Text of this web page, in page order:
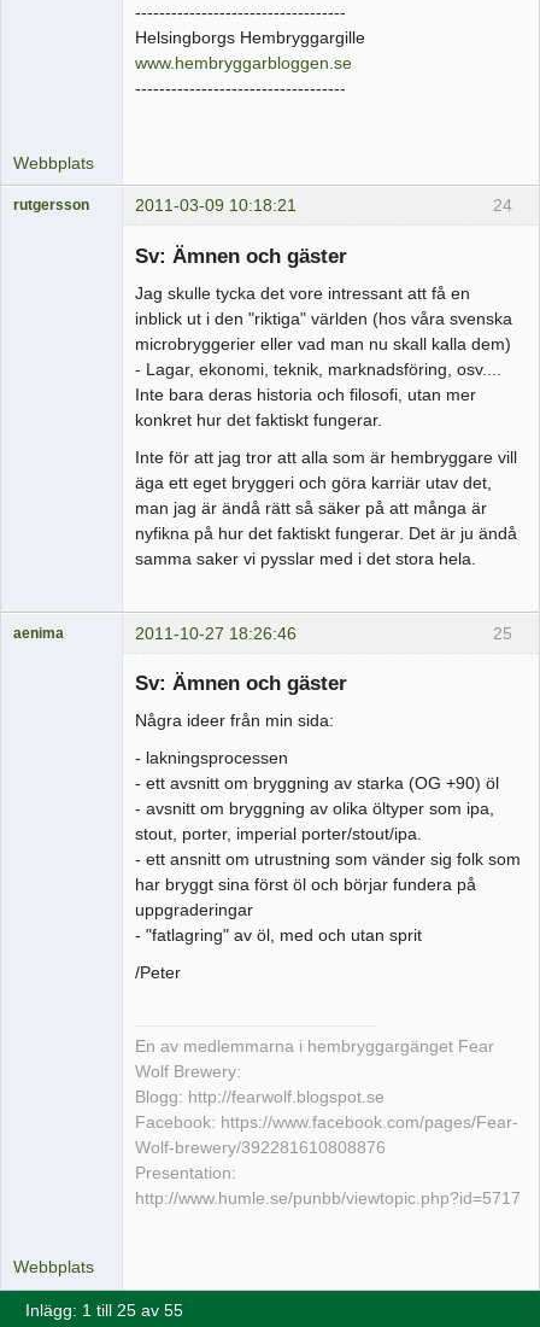
-----------------------------------
Helsingborgs Hembryggargille
www.hembryggarbloggen.se
-----------------------------------
Webbplats
24
rutgersson 2011-03-09 10:18:21
Sv: Ämnen och gäster
Jag skulle tycka det vore intressant att få en
inblick ut i den "riktiga" världen (hos våra svenska
microbryggerier eller vad man nu skall kalla dem)
- Lagar, ekonomi, teknik, marknadsföring, osv....
Inte bara deras historia och filosofi, utan mer
konkret hur det faktiskt fungerar.
Inte för att jag tror att alla som är hembryggare vill
äga ett eget bryggeri och göra karriär utav det,
man jag är ändå rätt så säker på att många är
nyfikna på hur det faktiskt fungerar. Det är ju ändå
samma saker vi pysslar med i det stora hela.
25
aenima 2011-10-27 18:26:46
Sv: Ämnen och gäster
Några ideer från min sida:
- lakningsprocessen
- ett avsnitt om bryggning av starka (OG +90) öl
- avsnitt om bryggning av olika öltyper som ipa,
stout, porter, imperial porter/stout/ipa.
- ett ansnitt om utrustning som vänder sig folk som
har bryggt sina först öl och börjar fundera på
uppgraderingar
- "fatlagring" av öl, med och utan sprit
/Peter
En av medlemmarna i hembryggargänget Fear
Wolf Brewery:
Blogg: http://fearwolf.blogspot.se
Facebook: https://www.facebook.com/pages/Fear-
Wolf-brewery/392281610808876
Presentation:
http://www.humle.se/punbb/viewtopic.php?id=5717
Webbplats
Inlägg: 1 till 25 av 55